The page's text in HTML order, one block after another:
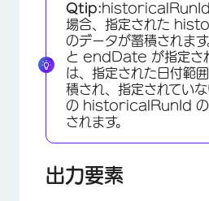
Qtip:historicalRunId
場合、指定された
のデータが蓄積され
と endDate が指定さ
は、指定された日付範
積され、指定されてい
の historicalRunId の
されます。
出力要素